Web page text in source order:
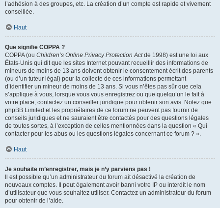
l’adhésion à des groupes, etc. La création d’un compte est rapide et vivement
conseillée.
Haut
Que signifie COPPA ?
COPPA (ou Children’s Online Privacy Protection Actde 1998) est une loi aux
États-Unis qui dit que les sites Internet pouvant recueillir des informations de
mineurs de moins de 13 ans doivent obtenir le consentement écrit des parents
(ou d’un tuteur légal) pour la collecte de ces informations permettant
d’identifier un mineur de moins de 13 ans. Si vous n’êtes pas sûr que cela
s’applique à vous, lorsque vous vous enregistrez ou que quelqu’un le fait à
votre place, contactez un conseiller juridique pour obtenir son avis. Notez que
phpBB Limited et les propriétaires de ce forum ne peuvent pas fournir de
conseils juridiques et ne sauraient être contactés pour des questions légales
de toutes sortes, à l’exception de celles mentionnées dans la question « Qui
contacter pour les abus ou les questions légales concernant ce forum ? ».
Haut
Je souhaite m’enregistrer, mais je n’y parviens pas !
Il est possible qu’un administrateur du forum ait désactivé la création de
nouveaux comptes. Il peut également avoir banni votre IP ou interdit le nom
d’utilisateur que vous souhaitez utiliser. Contactez un administrateur du forum
pour obtenir de l’aide.